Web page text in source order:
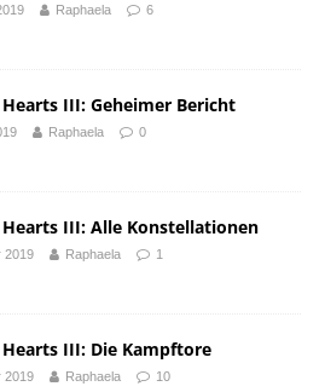
Raphaela 6
III: Geheimer Bericht
Raphaela 0
III: Alle Konstellationen
2019 Raphaela 1
III: Die Kampftore
2019 Raphaela 10